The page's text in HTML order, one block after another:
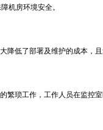
房环境安全。
低了部署及维护的成本，且
琐工作，工作人员在监控